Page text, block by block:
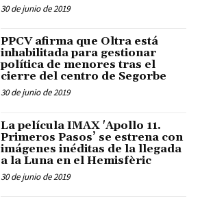
30 de junio de 2019
PPCV afirma que Oltra está
inhabilitada para gestionar
política de menores tras el
cierre del centro de Segorbe
30 de junio de 2019
La película IMAX 'Apollo 11.
Primeros Pasos’ se estrena con
imágenes inéditas de la llegada
a la Luna en el Hemisfèric
30 de junio de 2019